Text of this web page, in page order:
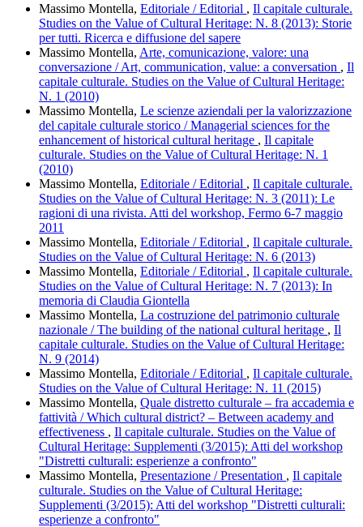
Massimo Montella, Editoriale / Editorial , Il capitale culturale.
Studies on the Value of Cultural Heritage: N. 8 (2013): Storie
per tutti. Ricerca e diffusione del sapere
Massimo Montella, Arte, comunicazione, valore: una
conversazione / Art, communication, value: a conversation , Il
capitale culturale. Studies on the Value of Cultural Heritage:
N. 1 (2010)
Massimo Montella, Le scienze aziendali per la valorizzazione
del capitale culturale storico / Managerial sciences for the
enhancement of historical cultural heritage , Il capitale
culturale. Studies on the Value of Cultural Heritage: N. 1
(2010)
Massimo Montella, Editoriale / Editorial , Il capitale culturale.
Studies on the Value of Cultural Heritage: N. 3 (2011): Le
ragioni di una rivista. Atti del workshop, Fermo 6-7 maggio
2011
Massimo Montella, Editoriale / Editorial , Il capitale culturale.
Studies on the Value of Cultural Heritage: N. 6 (2013)
Massimo Montella, Editoriale / Editorial , Il capitale culturale.
Studies on the Value of Cultural Heritage: N. 7 (2013): In
memoria di Claudia Giontella
Massimo Montella, La costruzione del patrimonio culturale
nazionale / The building of the national cultural heritage , Il
capitale culturale. Studies on the Value of Cultural Heritage:
N. 9 (2014)
Massimo Montella, Editoriale / Editorial , Il capitale culturale.
Studies on the Value of Cultural Heritage: N. 11 (2015)
Massimo Montella, Quale distretto culturale – fra accademia e
fattività / Which cultural district? – Between academy and
effectiveness , Il capitale culturale. Studies on the Value of
Cultural Heritage: Supplementi (3/2015): Atti del workshop
"Distretti culturali: esperienze a confronto"
Massimo Montella, Presentazione / Presentation , Il capitale
culturale. Studies on the Value of Cultural Heritage:
Supplementi (3/2015): Atti del workshop "Distretti culturali:
esperienze a confronto"